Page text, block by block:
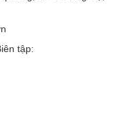
tập: